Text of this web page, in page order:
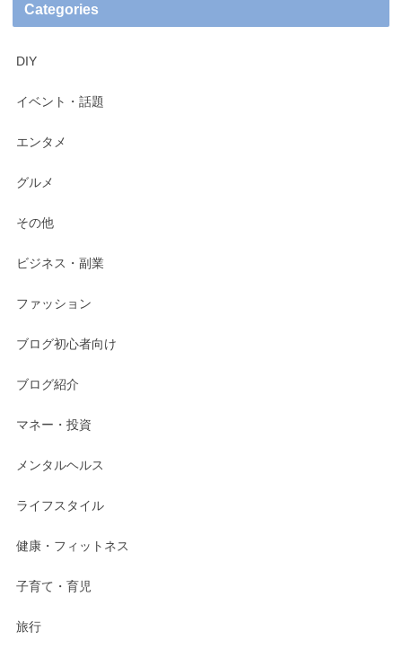
Categories
DIY
イベント・話題
エンタメ
グルメ
その他
ビジネス・副業
ファッション
ブログ初心者向け
ブログ紹介
マネー・投資
メンタルヘルス
ライフスタイル
健康・フィットネス
子育て・育児
旅行